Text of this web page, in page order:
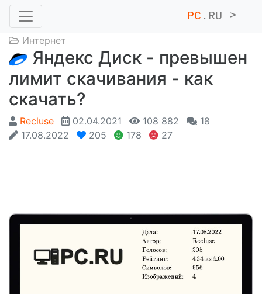
PC .RU >
Интернет
Яндекс Диск - превышен
лимит скачивания - как
скачать?
Recluse 02.04.2021 108 882
18
17.08.2022
205 178 27